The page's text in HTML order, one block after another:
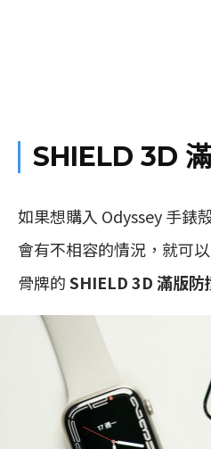
SHIELD 3D
如果想購入 Odyssey 手錶
會有不相容的情況，就可
骨牌的SHIELD 3D 滿版防